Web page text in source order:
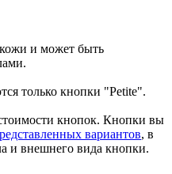
и может быть
только кнопки "Petite".
кнопок. Кнопки вы
вариантов, в
и внешнего вида кнопки.